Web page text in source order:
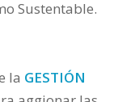
Sustentable.
la GESTIÓN